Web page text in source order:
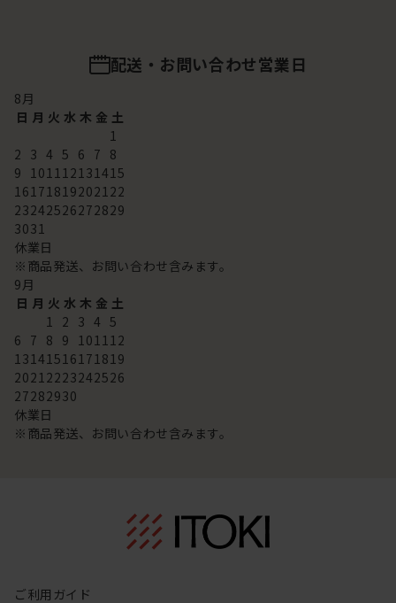
配送・お問い合わせ営業日
8月
日 月 火 水 木 金 土
1
2 3 4 5 6 7 8
9 101112131415
16171819202122
23242526272829
3031
休業日
※商品発送、お問い合わせ含みます。
9月
日 月 火 水 木 金 土
1 2 3 4 5
6 7 8 9 101112
13141516171819
20212223242526
27282930
休業日
※商品発送、お問い合わせ含みます。
ご利用ガイド